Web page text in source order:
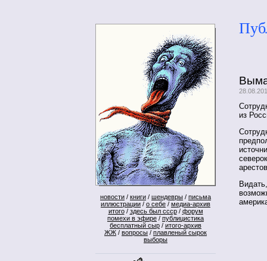
новости / книги / шендевры / письма
иллюстрации / о себе / медиа-архив
итого/ здесь был ссср/ форум
помехи в эфире / публицистика
бесплатный сыр / итого-архив
ЖЖ / вопросы / плавленый сырок
выборы
из